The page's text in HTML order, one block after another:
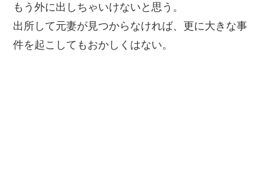
もう外に出しちゃいけないと思う。
出所して元妻が見つからなければ、更に大きな事
件を起こしてもおかしくはない。